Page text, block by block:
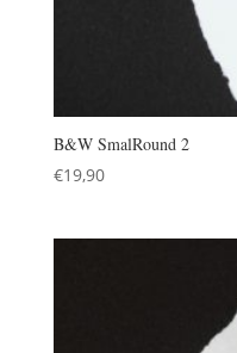
B&W SmalRound 2
€19,90